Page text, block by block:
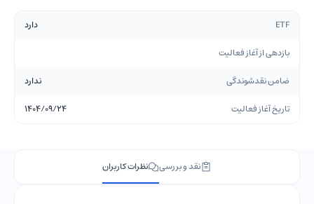
ETF
دارد
بازدهی از آغاز فعالیت
ضامن نقدشوندگی
ندارد
تاریخ آغاز فعالیت
1404/09/24
نقد و بررسی نظرات کاربران